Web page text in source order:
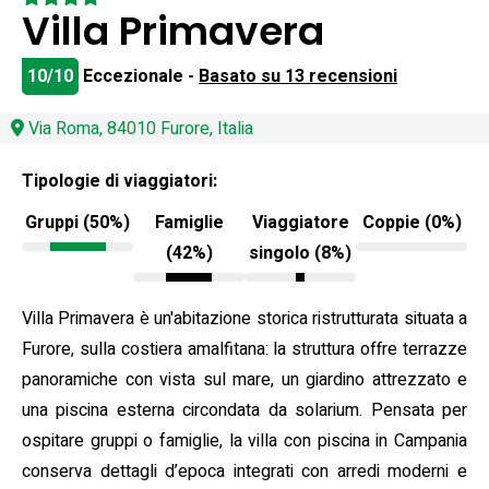
Villa Primavera
10/10 Eccezionale - Basato su 13 recensioni
Via Roma, 84010 Furore, Italia
Tipologie di viaggiatori:
Gruppi (50%)
Famiglie
(42%)
Viaggiatore
singolo (8%)
Coppie (0%)
Villa Primavera è un'abitazione storica ristrutturata situata a
Furore, sulla costiera amalfitana: la struttura offre terrazze
panoramiche con vista sul mare, un giardino attrezzato e
una piscina esterna circondata da solarium. Pensata per
ospitare gruppi o famiglie, la villa con piscina in Campania
conserva dettagli d’epoca integrati con arredi moderni e